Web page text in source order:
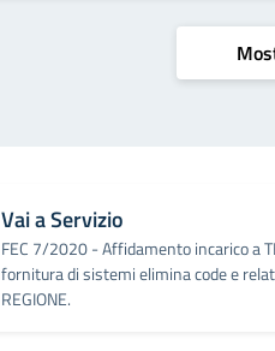
Vai a Servizio
FEC 7/2020 - Affidamento incarico a
fornitura di sistemi elimina code e
REGIONE.